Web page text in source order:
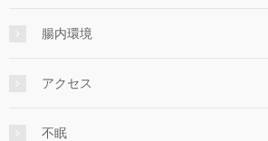
腸内環境
アクセス
不眠